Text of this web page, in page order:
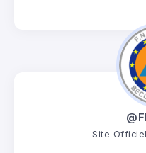
Site
d’Administration
1
ADRASEC 02-59 –
2
ADRASEC 50 –